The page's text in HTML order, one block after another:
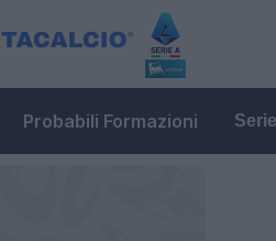
Probabili Formazioni